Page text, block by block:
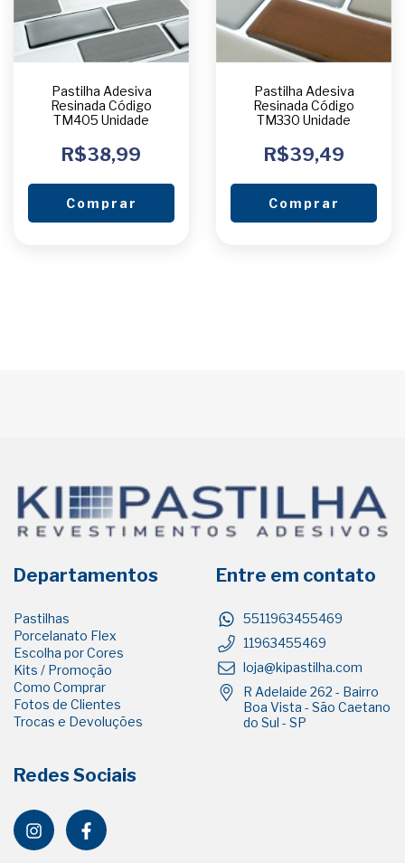
Pastilha Adesiva
Resinada Código
TM405 Unidade
R$38,99
Comprar
Pastilha Adesiva
Resinada Código
TM330 Unidade
R$39,49
Comprar
Departamentos
Pastilhas
Porcelanato Flex
Escolha por Cores
Kits / Promoção
Como Comprar
Fotos de Clientes
Trocas e Devoluções
Entre em contato
5511963455469
11963455469
loja@kipastilha.com
R Adelaide 262 - Bairro
Boa Vista - São Caetano
do Sul - SP
Redes Sociais